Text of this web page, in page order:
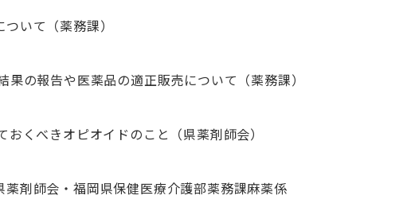
いて（薬務課）
や医薬品の適正販売について（薬務課）
オピオイドのこと（県薬剤師会）
剤師会・福岡県保健医療介護部薬務課麻薬係